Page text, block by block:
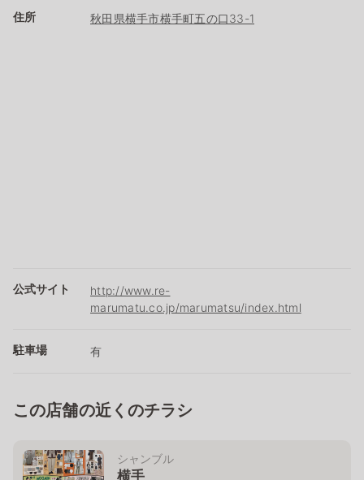
住所 秋田県横手市横手町五の口33-1
公式サイト
http://www.re-
marumatu.co.jp/marumatsu/index.html
駐車場 有
この店舗の近くのチラシ
シャンブル
横手